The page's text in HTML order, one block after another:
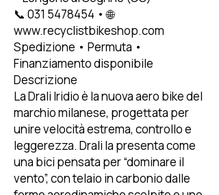
📞 031 5478454 • 🌐
www.recyclistbikeshop.com
Spedizione • Permuta •
Finanziamento disponibile
Descrizione
La Drali Iridio è la nuova aero bike del
marchio milanese, progettata per
unire velocità estrema, controllo e
leggerezza. Drali la presenta come
una bici pensata per “dominare il
vento”, con telaio in carbonio dalle